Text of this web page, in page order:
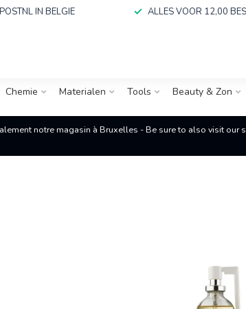
IN BELGIE ALLES VOOR 12,00
Chemie Materialen Tools Beauty & Zon
notre magasin à Bruxelles - Be sure to also visit